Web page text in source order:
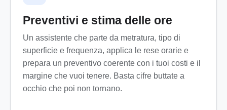
Preventivi e stima delle ore
Un assistente che parte da metratura, tipo di
superficie e frequenza, applica le rese orarie e
prepara un preventivo coerente con i tuoi costi e il
margine che vuoi tenere. Basta cifre buttate a
occhio che poi non tornano.